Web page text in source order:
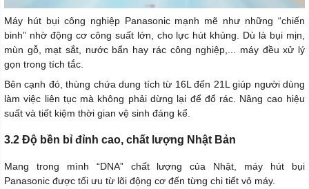
Máy hút bụi công nghiệp Panasonic mạnh mẽ như những “chiến
binh” nhờ động cơ công suất lớn, cho lực hút khủng. Dù là bụi mịn,
mùn gỗ, mạt sắt, nước bẩn hay rác công nghiệp,... máy đều xử lý
gọn trong tích tắc.
Bên cạnh đó, thùng chứa dung tích từ 16L đến 21L giúp người dùng
làm việc liên tục mà không phải dừng lại để đổ rác. Nâng cao hiệu
suất và tiết kiệm thời gian vệ sinh đáng kể.
3.2 Độ bền bỉ đỉnh cao, chất lượng Nhật Bản
Mang trong mình “DNA” chất lượng của Nhật, máy hút bụi
Panasonic được tối ưu từ lõi động cơ đến từng chi tiết vỏ máy.